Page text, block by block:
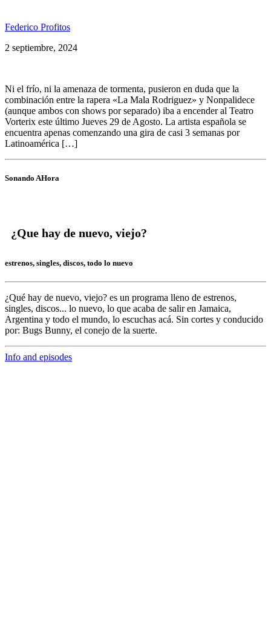
Federico Profitos
2 septiembre, 2024
Ni el frío, ni la amenaza de tormenta, pusieron en duda que la
combinación entre la rapera «La Mala Rodriguez» y Nonpalidece
(aunque ambos con shows por separado) iba a encender al Teatro
Vorterix este último Jueves 29 de Agosto. La artista española se
encuentra apenas comenzando una gira de casi 3 semanas por
Latinoamérica […]
Sonando AHora
¿Que hay de nuevo, viejo?
estrenos, singles, discos, todo lo nuevo
¿Qué hay de nuevo, viejo? es un programa lleno de estrenos,
singles, discos... lo nuevo, lo que acaba de salir en Jamaica,
Argentina y todo el mundo, lo escuchas acá. Sin cortes y conducido
por: Bugs Bunny, el conejo de la suerte.
Info and episodes